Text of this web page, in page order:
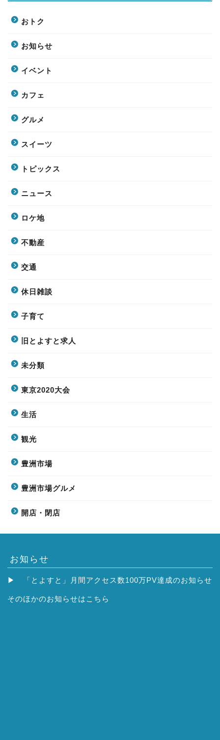
おトク
お知らせ
イベント
カフェ
グルメ
スイーツ
トピックス
ニュース
ロケ地
不動産
交通
休日雑談
子育て
旧とよすと求人
未分類
東京2020大会
生活
観光
豊洲市場
豊洲市場グルメ
開店・閉店
お知らせ
▶ 「とよすと」月間アクセス数100万PV達成のお知らせ
そのほかのお知らせはこちら